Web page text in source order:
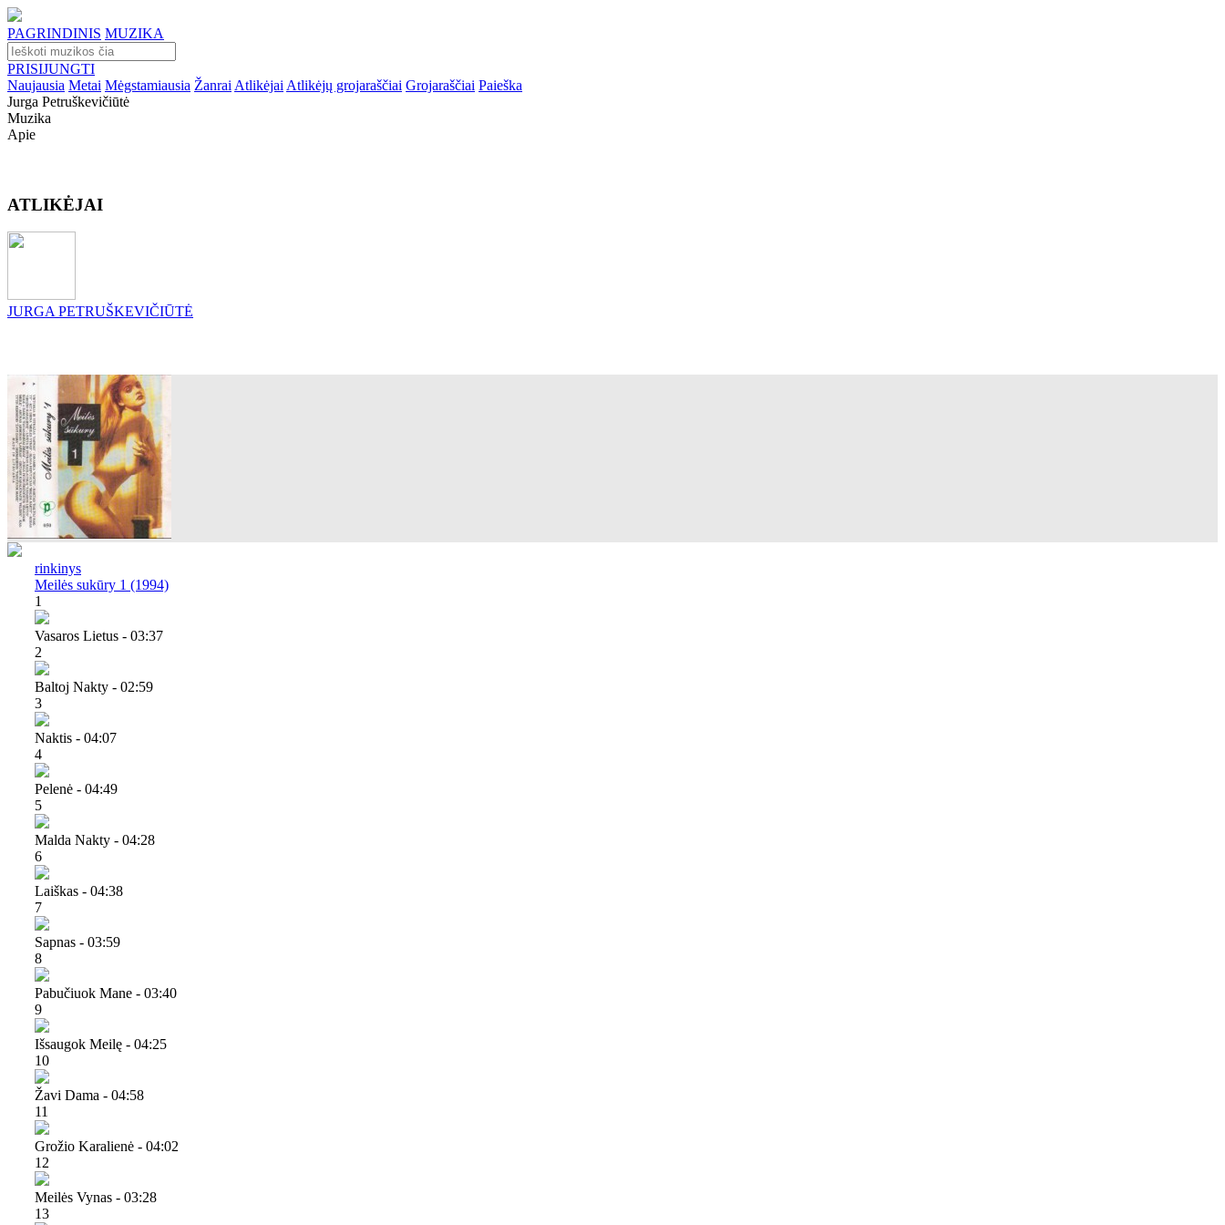
PAGRINDINIS MUZIKA
PRISIJUNGTI
Naujausia Metai Mėgstamiausia Žanrai Atlikėjai Atlikėjų grojaraščiai Grojaraščiai Paieška
Jurga Petruškevičiūtė
Muzika
Apie
ATLIKĖJAI
JURGA PETRUŠKEVIČIŪTĖ
rinkinys
Meilės sukūry 1 (1994)
1
Vasaros Lietus - 03:37
2
Baltoj Nakty - 02:59
3
Naktis - 04:07
4
Pelenė - 04:49
5
Malda Nakty - 04:28
6
Laiškas - 04:38
7
Sapnas - 03:59
8
Pabučiuok Mane - 03:40
9
Išsaugok Meilę - 04:25
10
Žavi Dama - 04:58
11
Grožio Karalienė - 04:02
12
Meilės Vynas - 03:28
13